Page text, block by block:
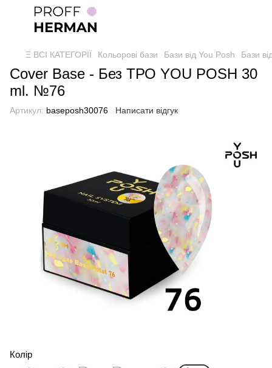
Ξ ВСІ КАТЕГОРІЇ Кольорові бази Бази від You Posh Бази
Cover Base - Без ТРО YOU POSH 30
ml. №76
Артикул: baseposh30076 Написати відгук
Колір